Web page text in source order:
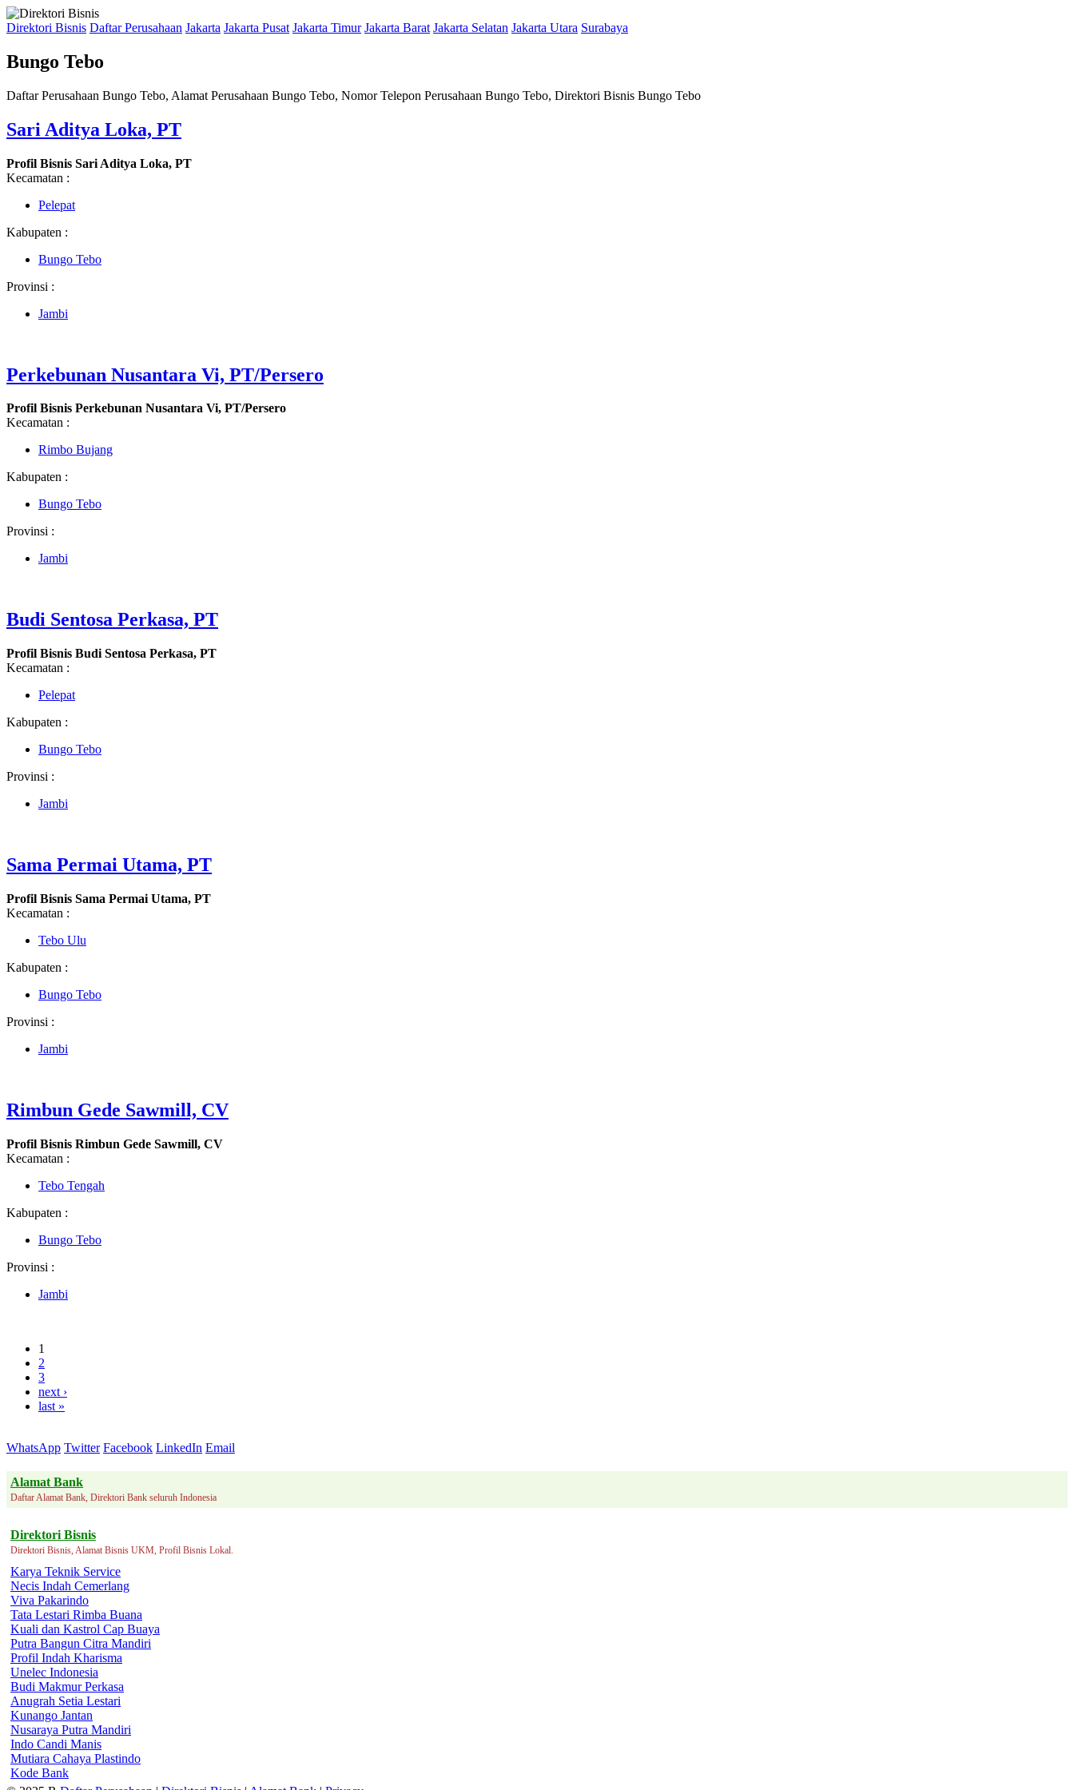
Direktori Bisnis Daftar Perusahaan Jakarta Jakarta Pusat Jakarta Timur Jakarta Barat Jakarta Selatan Jakarta Utara Surabaya
Bungo Tebo
Daftar Perusahaan Bungo Tebo, Alamat Perusahaan Bungo Tebo, Nomor Telepon Perusahaan Bungo Tebo, Direktori Bisnis Bungo Tebo
Sari Aditya Loka, PT
Profil Bisnis Sari Aditya Loka, PT
Kecamatan :
Pelepat
Kabupaten :
Bungo Tebo
Provinsi :
Jambi
Perkebunan Nusantara Vi, PT/Persero
Profil Bisnis Perkebunan Nusantara Vi, PT/Persero
Kecamatan :
Rimbo Bujang
Kabupaten :
Bungo Tebo
Provinsi :
Jambi
Budi Sentosa Perkasa, PT
Profil Bisnis Budi Sentosa Perkasa, PT
Kecamatan :
Pelepat
Kabupaten :
Bungo Tebo
Provinsi :
Jambi
Sama Permai Utama, PT
Profil Bisnis Sama Permai Utama, PT
Kecamatan :
Tebo Ulu
Kabupaten :
Bungo Tebo
Provinsi :
Jambi
Rimbun Gede Sawmill, CV
Profil Bisnis Rimbun Gede Sawmill, CV
Kecamatan :
Tebo Tengah
Kabupaten :
Bungo Tebo
Provinsi :
Jambi
1
2
3
next ›
last »
WhatsApp Twitter Facebook LinkedIn Email
Alamat Bank
Daftar Alamat Bank, Direktori Bank seluruh Indonesia
Direktori Bisnis
Direktori Bisnis, Alamat Bisnis UKM, Profil Bisnis Lokal.
Karya Teknik Service
Necis Indah Cemerlang
Viva Pakarindo
Tata Lestari Rimba Buana
Kuali dan Kastrol Cap Buaya
Putra Bangun Citra Mandiri
Profil Indah Kharisma
Unelec Indonesia
Budi Makmur Perkasa
Anugrah Setia Lestari
Kunango Jantan
Nusaraya Putra Mandiri
Indo Candi Manis
Mutiara Cahaya Plastindo
Kode Bank